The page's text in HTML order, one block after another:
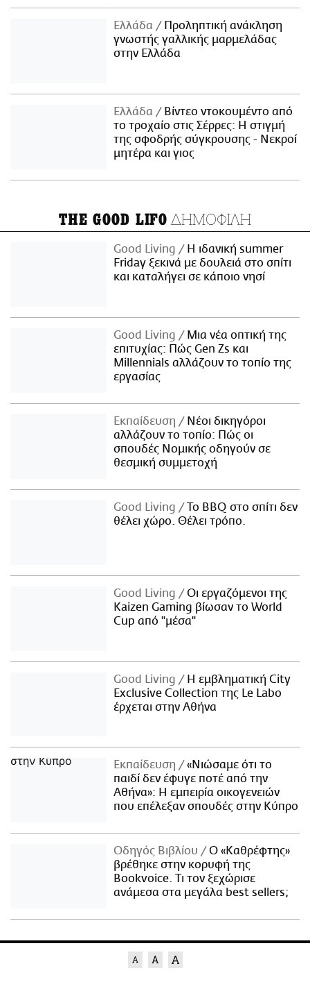
Ελλάδα
Προληπτική ανάκληση
γνωστής γαλλικής μαρμελάδας
στην Ελλάδα
Ελλάδα
Βίντεο ντοκουμέντο από
το τροχαίο στις Σέρρες: Η στιγμή
της σφοδρής σύγκρουσης - Νεκροί
μητέρα και γιος
THE GOOD LIFO ΔΗΜΟΦΙΛΗ
Good Living
Η ιδανική summer
Friday ξεκινά με δουλειά στο σπίτι
και καταλήγει σε κάποιο νησί
Good Living
Μια νέα οπτική της
επιτυχίας: Πώς Gen Zs και
Millennials αλλάζουν το τοπίο της
εργασίας
Εκπαίδευση
Νέοι δικηγόροι
αλλάζουν το τοπίο: Πώς οι
σπουδές Νομικής οδηγούν σε
θεσμική συμμετοχή
Good Living
Το BBQ στο σπίτι δεν
θέλει χώρο. Θέλει τρόπο.
Good Living
Οι εργαζόμενοι της
Kaizen Gaming βίωσαν το World
Cup από "μέσα"
Good Living
Η εμβληματική City
Exclusive Collection της Le Labo
έρχεται στην Αθήνα
Εκπαίδευση
«Νιώσαμε ότι το
παιδί δεν έφυγε ποτέ από την
Αθήνα»: Η εμπειρία οικογενειών
που επέλεξαν σπουδές στην Κύπρο
Οδηγός Βιβλίου
Ο «Καθρέφτης»
βρέθηκε στην κορυφή της
Bookvoice. Τι τον ξεχώρισε
ανάμεσα στα μεγάλα best sellers;